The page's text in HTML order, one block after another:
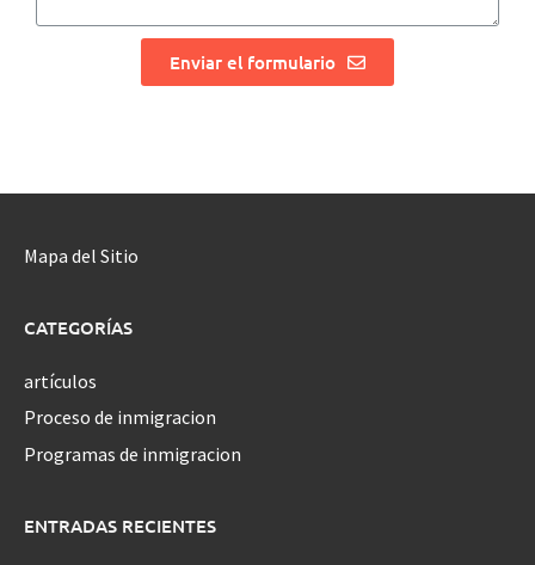
Enviar el formulario
Mapa del Sitio
CATEGORÍAS
artículos
Proceso de inmigracion
Programas de inmigracion
ENTRADAS RECIENTES